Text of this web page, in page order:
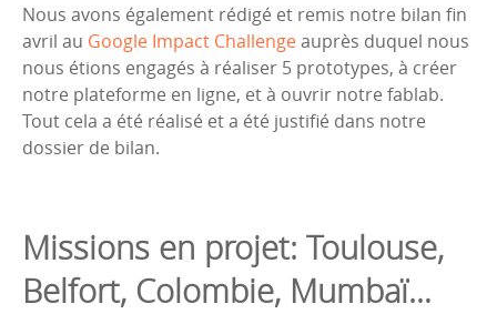
Nous avons également rédigé et remis notre bilan fin
avril au Google Impact Challengeauprès duquel nous
nous étions engagés à réaliser 5 prototypes, à créer
notre plateforme en ligne, et à ouvrir notre fablab.
Tout cela a été réalisé et a été justifié dans notre
dossier de bilan.
Missions en projet: Toulouse,
Belfort, Colombie, Mumbaï…